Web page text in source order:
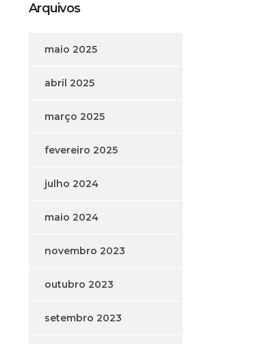
Arquivos
maio 2025
abril 2025
março 2025
fevereiro 2025
julho 2024
maio 2024
novembro 2023
outubro 2023
setembro 2023